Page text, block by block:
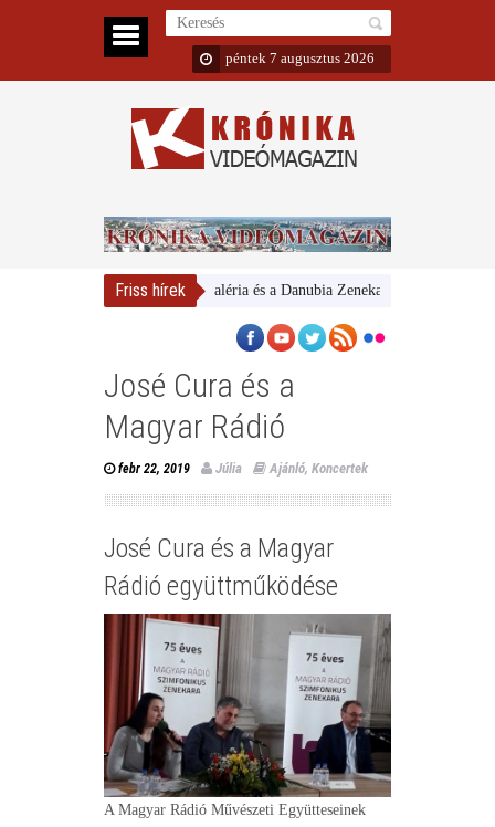
péntek 7 augusztus 2026
Friss hírek
Magyar Nemzeti Galéria és a Danubia Zenekar
José Cura és a
Magyar Rádió
febr 22, 2019 Júlia Ajánló, Koncertek
José Cura és a Magyar
Rádió együttműködése
A Magyar Rádió Művészeti Együtteseinek